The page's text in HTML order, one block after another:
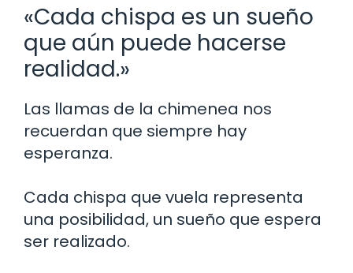
«Cada chispa es un sueño
que aún puede hacerse
realidad.»
Las llamas de la chimenea nos
recuerdan que siempre hay
esperanza.
Cada chispa que vuela representa
una posibilidad, un sueño que espera
ser realizado.